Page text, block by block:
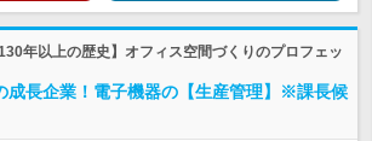
年以上の歴史】オフィス空間づくりのプロフェッ
成長企業！電子機器の【生産管理】※課長候